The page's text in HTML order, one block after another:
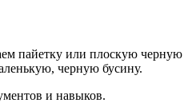
пайетку или плоскую черную
черную бусину.
и навыков.